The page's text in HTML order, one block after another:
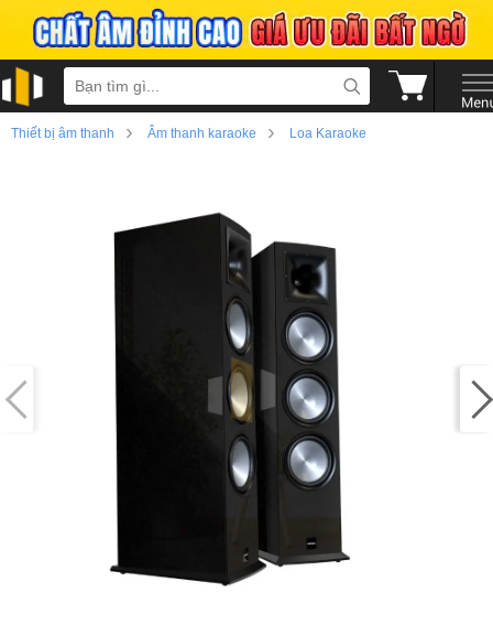
Thiết bị âm thanh › Âm thanh karaoke › Loa Karaoke